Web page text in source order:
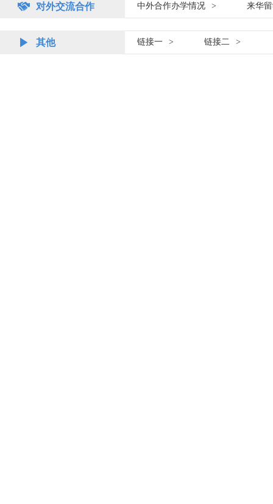
对外交流合作 中外合作办学情况 > 来华
其他 链接一 > 链接二 >